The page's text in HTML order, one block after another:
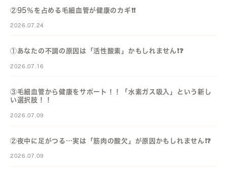
②95％を占める毛細血管が健康のカギ❗️❗️
2026.07.24
①あなたの不調の原因は「活性酸素」かもしれません❗️❓️
2026.07.16
③毛細血管から健康をサポート！！「水素ガス吸入」という新し
い選択肢！！
2026.07.09
②夜中に足がつる…実は「筋肉の酸欠」が原因かもしれません❗️❓️
2026.07.09